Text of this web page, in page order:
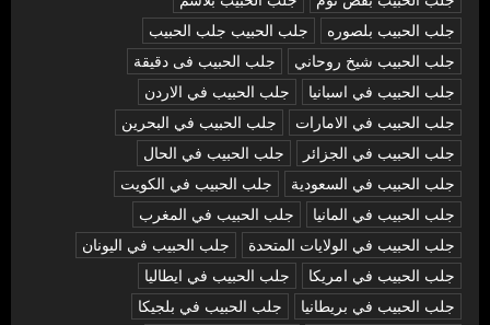
جلب الحبيب بلصوره
جلب الحبيب جلب الحبيب
جلب الحبيب شيخ روحاني
جلب الحبيب فى دقيقة
جلب الحبيب في اسبانيا
جلب الحبيب في الاردن
جلب الحبيب في الامارات
جلب الحبيب في البحرين
جلب الحبيب في الجزائر
جلب الحبيب في الحال
جلب الحبيب في السعودية
جلب الحبيب في الكويت
جلب الحبيب في المانيا
جلب الحبيب في المغرب
جلب الحبيب في الولايات المتحدة
جلب الحبيب في اليونان
جلب الحبيب في امريكا
جلب الحبيب في ايطاليا
جلب الحبيب في بريطانيا
جلب الحبيب في بلجيكا